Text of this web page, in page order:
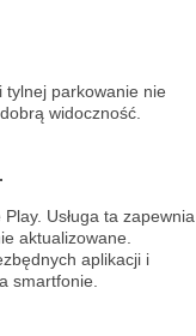
tylnej parkowanie nie
widoczność.
Usługa ta zapewnia
aktualizowane.
aplikacji i
smartfonie.